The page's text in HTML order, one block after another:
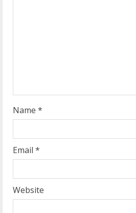
n
g
Name *
Email *
Website